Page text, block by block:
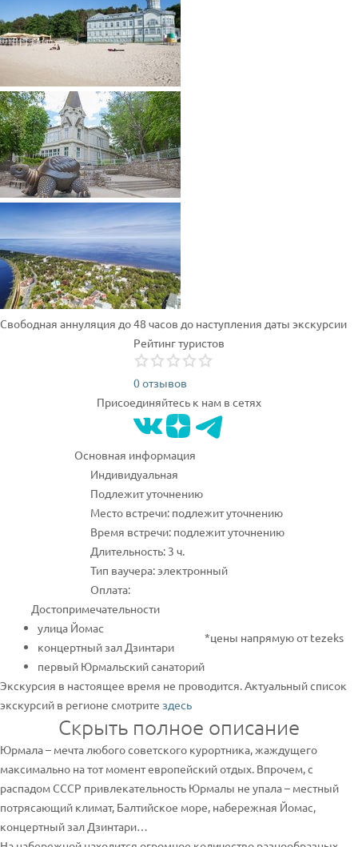
Свободная аннуляция до 48 часов до наступления даты экскурсии
Рейтинг туристов
0 отзывов
Присоединяйтесь к нам в сетях
Основная информация
Индивидуальная
Подлежит уточнению
Место встречи: подлежит уточнению
Время встречи: подлежит уточнению
Длительность: 3 ч.
Тип ваучера: электронный
Оплата:
Достопримечательности
улица Йомас
концертный зал Дзинтари
первый Юрмальский санаторий
*цены напрямую от tezeks
Экскурсия в настоящее время не проводится. Актуальный список
экскурсий в регионе смотрите здесь
Скрыть полное описание
Юрмала – мечта любого советского курортника, жаждущего
максимально на тот момент европейский отдых. Впрочем, с
распадом СССР привлекательность Юрмалы не упала – местный
потрясающий климат, Балтийское море, набережная Йомас,
концертный зал Дзинтари…